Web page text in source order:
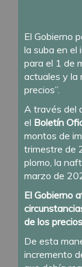
El Gobierno
la suba en el
para el 1 de
actuales y la
precios”.
A través del
el Boletín
montos de
trimestre de
plomo, la
marzo de
El Gobierno
de los
De esta
incremento